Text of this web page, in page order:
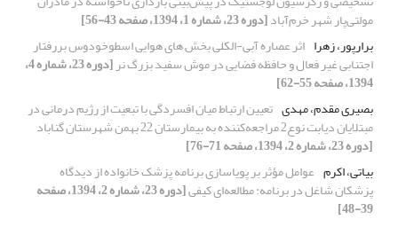
مولتی‌پار شهر خرم‌آباد[دوره 23، شماره 1، 1394، صفحه 43-56]
برارپور، زهرا اثر عصاره آبی-الکلی بخش های هوایی اسطوخودوس بررفتار
اجتنابی غیر فعال و حافظه فضایی در موش سفید بزرگ نر [دوره 23، شماره 4،
1394، صفحه 55-62]
بصیری مقدم، مهدی تعیین ارتباط میان افسردگی با تبعیت از رژیم درمانی در
مبتلایان دیابت نوع2 مراجعه‌کننده به بیمارستان 22 بهمن شهرستان گناباد
[دوره 23، شماره 2، 1394، صفحه 71-76]
بیاتی، اکرم عوامل مؤثر بر پویاسازی برنامه پزشک خانواده از دیدگاه
پزشکان شاغل در برنامه: مطالعه‌ای کیفی [دوره 23، شماره 2، 1394، صفحه
39-48]